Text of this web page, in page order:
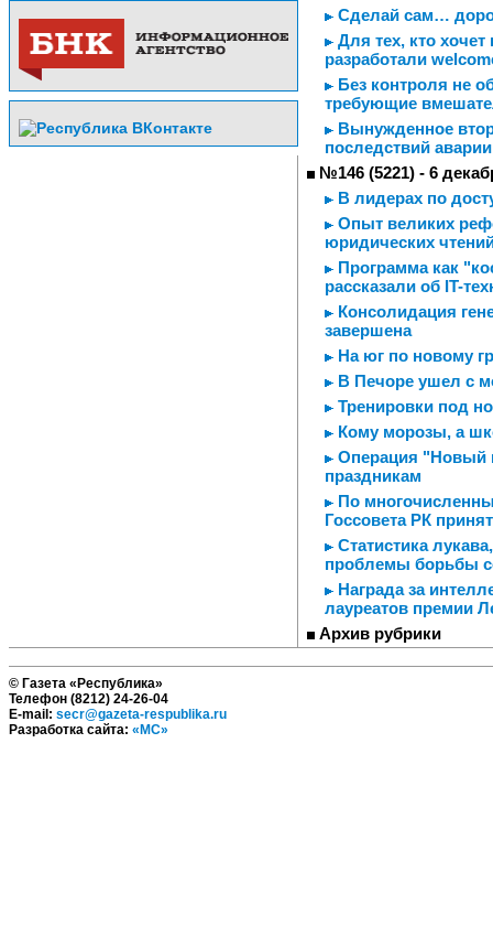
Сделай сам…
Для тех, кто
разработали
Без контроля не
требующие
Вынужденное
последствий
№146 (5221) - 6
В лидерах по
Опыт великих
юридических
Программа как
рассказали об IT-
Консолидация
завершена
На юг по новому
В Печоре ушел с
Тренировки под
Кому морозы, а
Операция "Новый
праздникам
По
Госсовета РК
Статистика
проблемы борьбы
Награда за
лауреатов премии
Архив рубрики
© Газета «Республика»
Телефон (8212) 24-26-04
E-mail: secr@gazeta-respublika.ru
Разработка сайта: «МС»